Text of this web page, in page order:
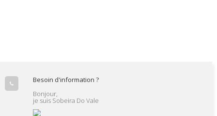
Besoin d'information ?
Bonjour,
je suis Sobeira Do Vale